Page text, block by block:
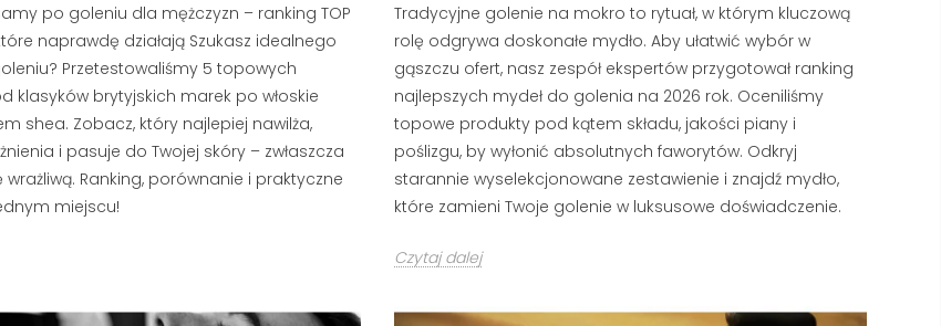
po goleniu dla mężczyzn – ranking TOP
naprawdę działają Szukasz idealnego
Przetestowaliśmy 5 topowych
klasyków brytyjskich marek po włoskie
shea. Zobacz, który najlepiej nawilża,
i pasuje do Twojej skóry – zwłaszcza
wrażliwą. Ranking, porównanie i praktyczne
miejscu!
Tradycyjne golenie na mokro to rytuał, w którym kluczową
rolę odgrywa doskonałe mydło. Aby ułatwić wybór w
gąszczu ofert, nasz zespół ekspertów przygotował ranking
najlepszych mydeł do golenia na 2026 rok. Oceniliśmy
topowe produkty pod kątem składu, jakości piany i
poślizgu, by wyłonić absolutnych faworytów. Odkryj
starannie wyselekcjonowane zestawienie i znajdź mydło,
które zamieni Twoje golenie w luksusowe doświadczenie.
Czytaj dalej